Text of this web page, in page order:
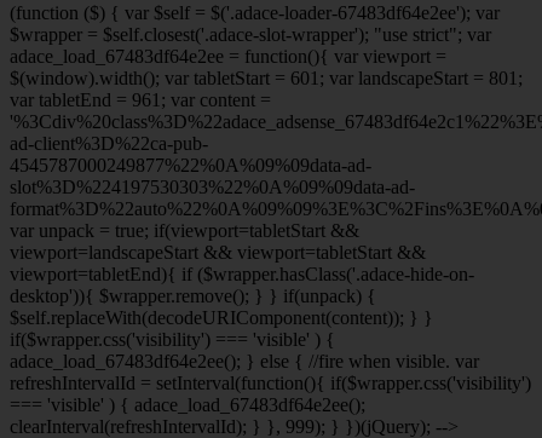
(function ($) { var $self = $('.adace-loader-67483df64e2ee'); var
$wrapper = $self.closest('.adace-slot-wrapper'); "use strict"; var
adace_load_67483df64e2ee = function(){ var viewport =
$(window).width(); var tabletStart = 601; var landscapeStart = 801;
var tabletEnd = 961; var content =
ad-client%3D%22ca-pub-
4545787000249877%22%0A%09%09data-ad-
slot%3D%224197530303%22%0A%09%09data-ad-
var unpack = true; if(viewport=tabletStart &&
viewport=landscapeStart && viewport=tabletStart &&
viewport=tabletEnd){ if ($wrapper.hasClass('.adace-hide-on-
desktop')){ $wrapper.remove(); } } if(unpack) {
$self.replaceWith(decodeURIComponent(content)); } }
if($wrapper.css('visibility') === 'visible' ) {
adace_load_67483df64e2ee(); } else { //fire when visible. var
refreshIntervalId = setInterval(function(){ if($wrapper.css('visibility')
=== 'visible' ) { adace_load_67483df64e2ee();
clearInterval(refreshIntervalId); } }, 999); } })(jQuery); -->